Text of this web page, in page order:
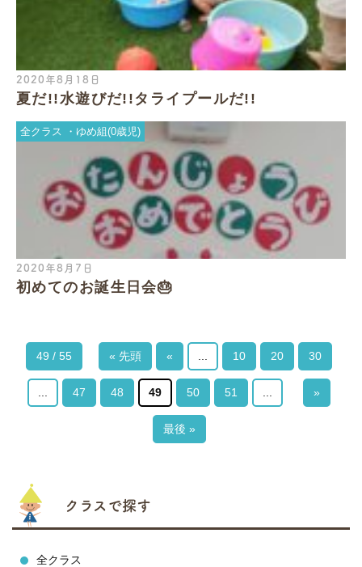
クラスで探す
全クラス
2020年8月18日
夏だ!!水遊びだ!!タライプールだ!!
全クラス ゆめ組(0歳児)
2020年8月7日
初めてのお誕生日会🎂
49 / 55 « 先頭 « 10 20 30
47 48 49 50 51 »
最後 »